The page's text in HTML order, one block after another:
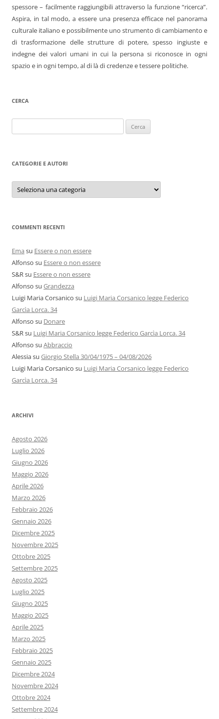
spessore – facilmente raggiungibili attraverso la funzione “ricerca”.
Aspira, in tal modo, a essere una presenza efficace nel panorama
culturale italiano e possibilmente uno strumento di cambiamento e
di trasformazione delle strutture di potere, spesso ingiuste e
indegne dei valori umani in cui la persona si riconosce in ogni
spazio e in ogni tempo, al di là di credenze e tessere politiche.
CERCA
per:
CATEGORIE E AUTORI
Categorie
autori
COMMENTI RECENTI
Ema su Essere o non essere
Alfonso su Essere o non essere
S&Rsu Essere o non essere
Alfonso su Grandezza
Luigi Maria Corsanico su Luigi Maria Corsanico legge Federico
Garcìa Lorca. 34
Alfonso su Donare
S&Rsu Luigi Maria Corsanico legge Federico Garcìa Lorca. 34
Alfonso su Abbraccio
Alessiasu Giorgio Stella 30/04/1975 – 04/08/2026
Luigi Maria Corsanico su Luigi Maria Corsanico legge Federico
Garcìa Lorca. 34
ARCHIVI
Agosto 2026
Luglio 2026
Giugno 2026
Maggio 2026
Aprile 2026
Marzo 2026
Febbraio 2026
Gennaio 2026
Dicembre 2025
Novembre 2025
Ottobre 2025
Settembre 2025
Agosto 2025
Luglio 2025
Giugno 2025
Maggio 2025
Aprile 2025
Marzo 2025
Febbraio 2025
Gennaio 2025
Dicembre 2024
Novembre 2024
Ottobre 2024
Settembre 2024